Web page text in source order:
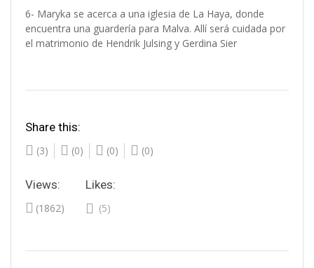
6- Maryka se acerca a una iglesia de La Haya, donde
encuentra una guardería para Malva. Allí será cuidada por
el matrimonio de Hendrik Julsing y Gerdina Sier
Share this:
(3) (0) (0) (0)
Views:
(1862)
Likes:
(5)